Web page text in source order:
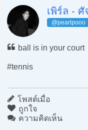
เพิร์ล -
@pearlpooo
ball is in your court
#tennis
โพสต์เมื่อ
ถูกใจ
ความคิดเห็น